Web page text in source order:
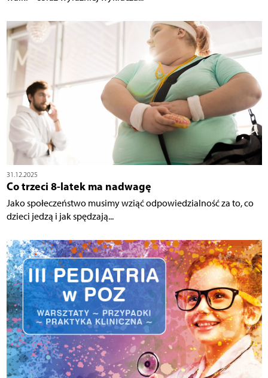
31.12.2025
Co trzeci 8-latek ma nadwagę
Jako społeczeństwo musimy wziąć odpowiedzialność za to, co
dzieci jedzą i jak spędzają...